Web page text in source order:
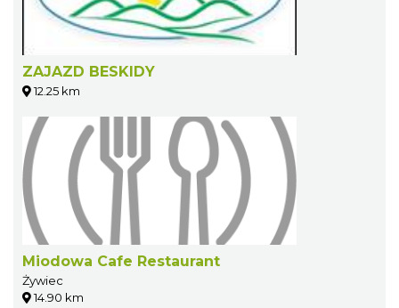
ZAJAZD BESKIDY
12.25 km
Miodowa Cafe Restaurant
Żywiec
14.90 km